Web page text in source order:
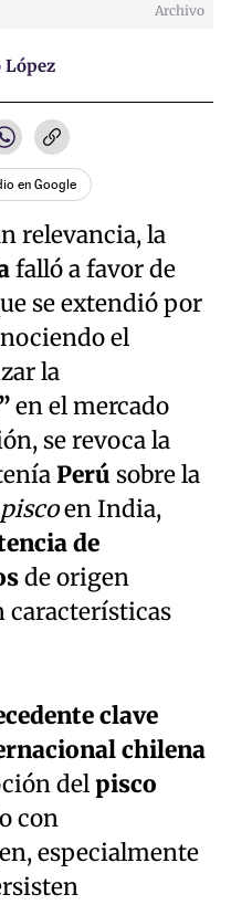
Archivo
López
en Google
relevancia, la
falló a favor de
se extendió por
el
la
en el mercado
se revoca la
Perú sobre la
piscoen India,
de
de origen
características
clave
chilena
delpisco
con
especialmente